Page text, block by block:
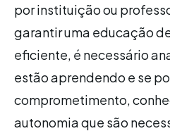
por instituição ou
garantir uma educação
eficiente, é necessário
estão aprendendo e se
comprometimento,
autonomia que são